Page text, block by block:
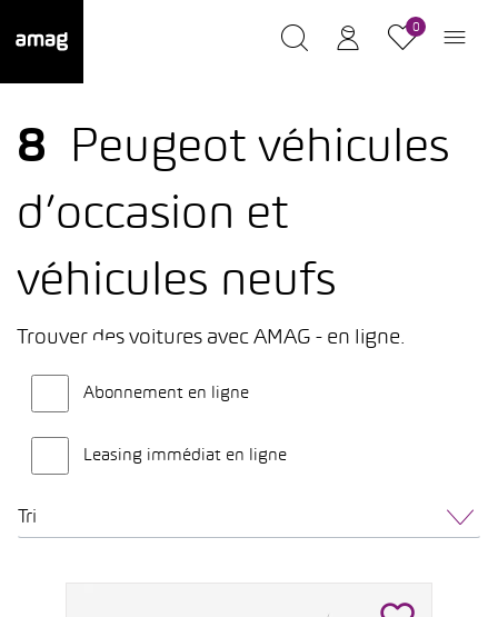
0
8
Peugeot véhicules
d’occasion et
véhicules neufs
Trouver des voitures avec AMAG - en ligne.
Abonnement en ligne
Leasing immédiat en ligne
Tri